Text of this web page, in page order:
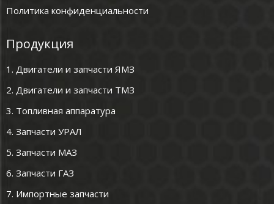
Политика конфиденциальности
Продукция
1. Двигатели и запчасти ЯМЗ
2. Двигатели и запчасти ТМЗ
3. Топливная аппаратура
4. Запчасти УРАЛ
5. Запчасти МАЗ
6. Запчасти ГАЗ
7. Импортные запчасти